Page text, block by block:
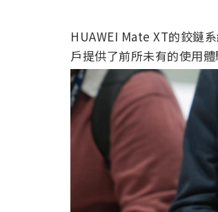
HUAWEI Mate XT的鉸鏈
戶提供了前所未有的使用體